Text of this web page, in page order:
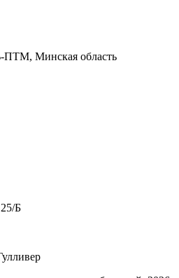
ПТМ, Минская область
Б